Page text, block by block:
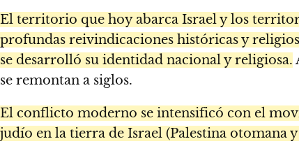
El territorio que hoy abarca Israel y los
profundas reivindicaciones históricas y
se desarrolló su identidad nacional y religiosa.
se remontan a siglos.
El conflicto moderno se intensificó con el
judío en la tierra de Israel (Palestina otomana